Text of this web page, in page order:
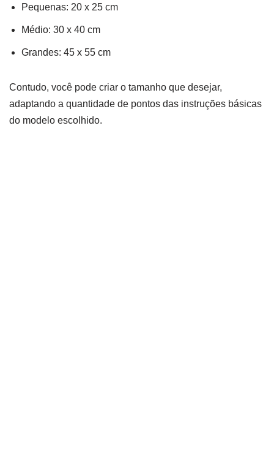
Pequenas: 20 x 25 cm
Médio: 30 x 40 cm
Grandes: 45 x 55 cm
Contudo, você pode criar o tamanho que desejar,
adaptando a quantidade de pontos das instruções básicas
do modelo escolhido.